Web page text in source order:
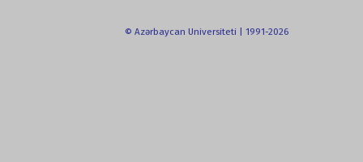
© Azərbaycan Universiteti | 1991-2026